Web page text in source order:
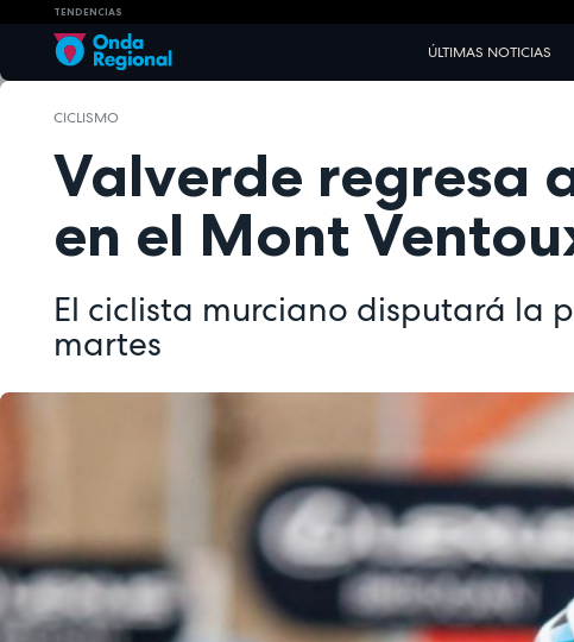
TENDENCIAS
ÚLTIMAS NOTICIAS
CICLISMO
Valverde regresa
en el Mont
El ciclista murciano disputará la
martes